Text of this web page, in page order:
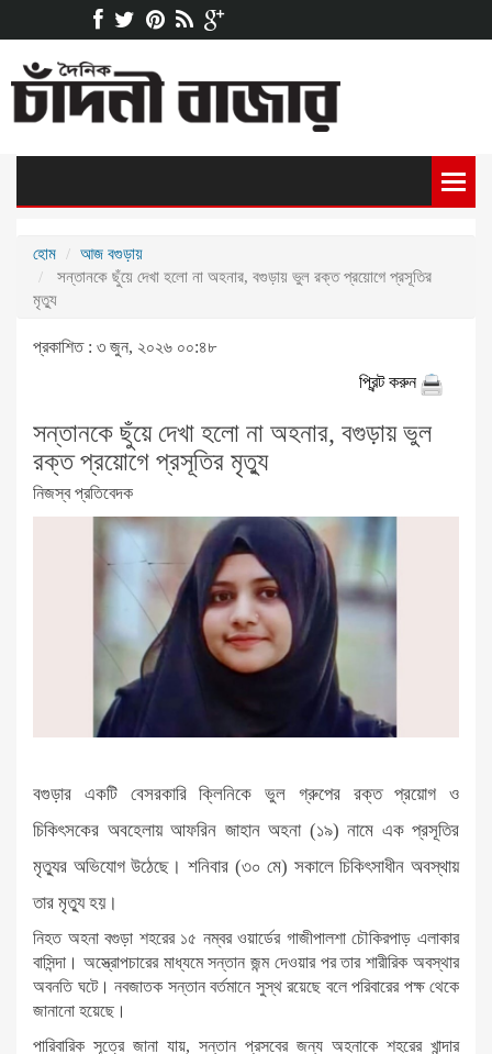
হোম
আজ বগুড়ায়
সন্তানকে ছুঁয়ে দেখা হলো না অহনার, বগুড়ায় ভুল রক্ত প্রয়োগে প্রসূতির
মৃত্যু
প্রকাশিত : ৩ জুন, ২০২৬ ০০:৪৮
প্রিন্ট করুন
সন্তানকে ছুঁয়ে দেখা হলো না অহনার, বগুড়ায় ভুল
রক্ত প্রয়োগে প্রসূতির মৃত্যু
নিজস্ব প্রতিবেদক
বগুড়ার একটি বেসরকারি ক্লিনিকে ভুল গ্রুপের রক্ত প্রয়োগ ও
চিকিৎসকের অবহেলায় আফরিন জাহান অহনা (১৯) নামে এক প্রসূতির
মৃত্যুর অভিযোগ উঠেছে। শনিবার (৩০ মে) সকালে চিকিৎসাধীন অবস্থায়
তার মৃত্যু হয়।
নিহত অহনা বগুড়া শহরের ১৫ নম্বর ওয়ার্ডের গাজীপালশা চৌকিরপাড় এলাকার
বাসিন্দা। অস্ত্রোপচারের মাধ্যমে সন্তান জন্ম দেওয়ার পর তার শারীরিক অবস্থার
অবনতি ঘটে। নবজাতক সন্তান বর্তমানে সুস্থ রয়েছে বলে পরিবারের পক্ষ থেকে
জানানো হয়েছে।
পারিবারিক সূত্রে জানা যায়, সন্তান প্রসবের জন্য অহনাকে শহরের খান্দার